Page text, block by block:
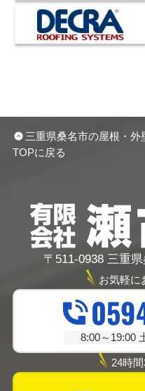
三重県桑名市の屋根・外
TOPに戻る
〒511-0938 三重
お気軽に
8:00～19:00
24時